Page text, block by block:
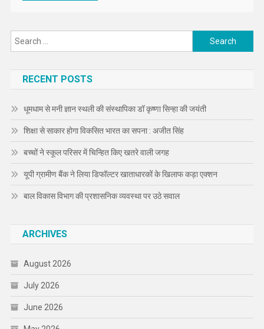
Search
for:
RECENT POSTS
धूमधाम से मनी ज्ञान स्थली की संस्थापिका डॉ कृष्णा सिन्हा की जयंती
शिक्षा से साकार होगा विकसित भारत का सपना : अजीत सिंह
बच्चों ने स्कूल परिसर में चिन्हित किए खतरे वाली जगह
यूपी ग्रामीण बैंक ने लिया डिफॉल्टर खाताधारकों के खिलाफ कड़ा एक्शन
बाल विकास विभाग की प्रशासनिक व्यवस्था पर उठे सवाल
ARCHIVES
August 2026
July 2026
June 2026